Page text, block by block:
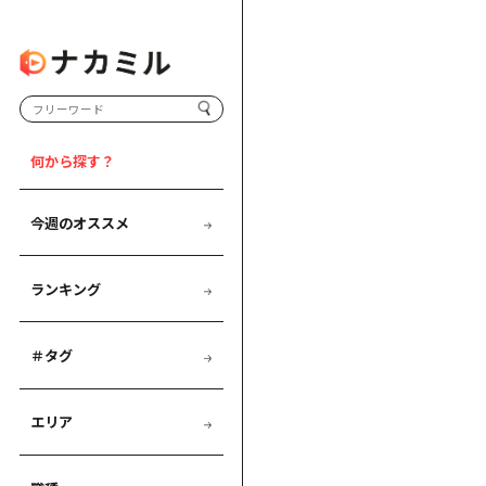
何から探す？
今週のオススメ
ランキング
＃タグ
エリア